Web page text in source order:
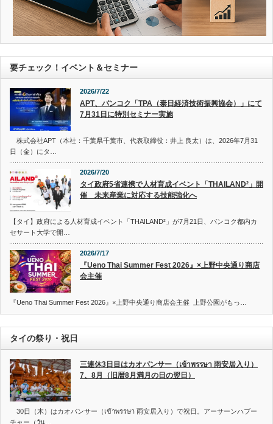
要チェック！イベント＆セミナー
2026/7/22
APT、バンコク「TPA（泰日経済技術振興協会）」にて
7月31日に特別セミナー実施
株式会社APT（本社：千葉県千葉市、代表取締役：井上 良太）は、2026年7月31
日（金）にタ…
2026/7/20
タイ政府5省連携で人材育成イベント「THAILAND²」開
催 未来産業に対応する技能強化へ
【タイ】政府による人材育成イベント「THAILAND²」が7月21日、バンコク都内カ
セサート大学で開…
2026/7/17
『Ueno Thai Summer Fest 2026』×上野中央通り商店
会主催
『Ueno Thai Summer Fest 2026』×上野中央通り商店会主催 上野公園がもっ…
タイの祭り・祝日
三連休3日目はカオパンサー（เข้าพรรษา 雨安居入り）
7、8月（旧暦8月満月の日の翌日）
30日（木）はカオパンサー（เข้าพรรษา 雨安居入り）で祝日。アーサーンハブー
チャー（วัน…